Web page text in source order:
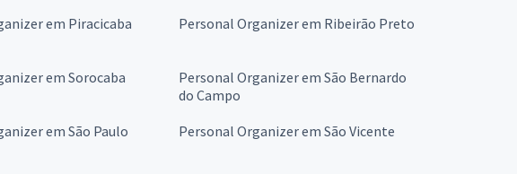
em Piracicaba Personal Organizer em Ribeirão Preto
em Sorocaba
Personal Organizer em São Bernardo
do Campo
em São Paulo Personal Organizer em São Vicente